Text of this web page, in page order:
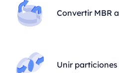
Convertir MBR
Unir particiones